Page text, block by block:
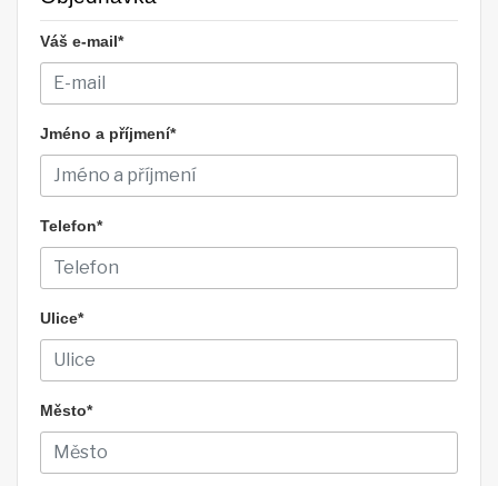
Váš e-mail*
Jméno a příjmení*
Telefon*
Ulice*
Město*